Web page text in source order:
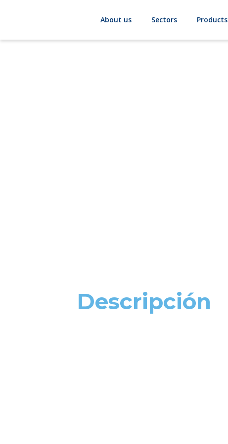
About us Sectors Products
Descripción